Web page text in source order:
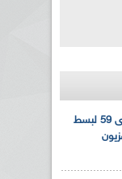
الإذاعة الجزائرية تحي الذكرى 59 لبسط